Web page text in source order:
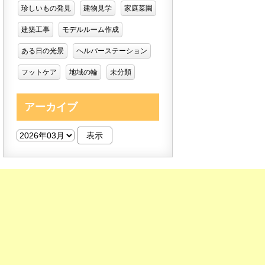
珍しいもの発見 建物見学 家庭菜園
建築工事 モデルルーム作成
ある日の光景 ヘルパーステーション
フットケア 地域の輪 未分類
アーカイブ